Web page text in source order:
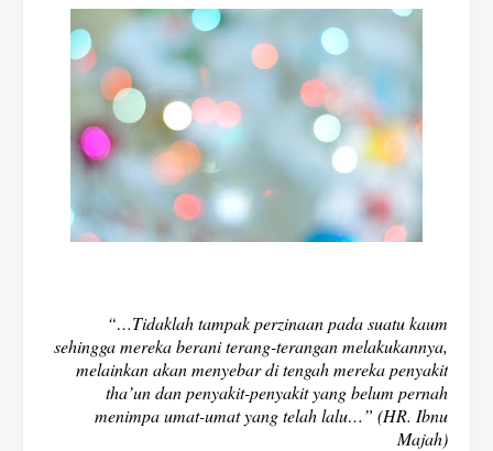
“…Tidaklah tampak perzinaan pada suatu kaum
sehingga mereka berani terang-terangan melakukannya,
melainkan akan menyebar di tengah mereka penyakit
tha’un dan penyakit-penyakit yang belum pernah
menimpa umat-umat yang telah lalu…” (HR. Ibnu
Majah)